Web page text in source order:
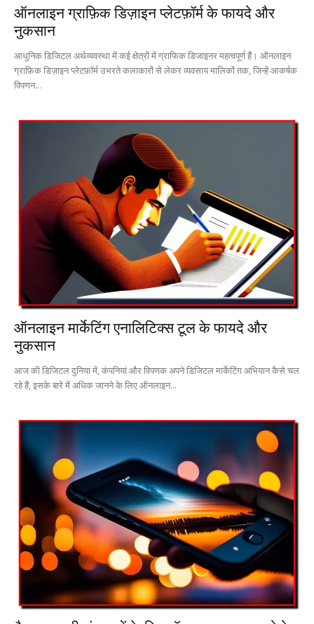
ऑनलाइन ग्राफ़िक डिज़ाइन प्लेटफ़ॉर्म के फायदे और
नुकसान
आधुनिक डिजिटल अर्थव्यवस्था में कई क्षेत्रों में ग्राफिक डिजाइनर महत्वपूर्ण हैं। ऑनलाइन
ग्राफ़िक डिज़ाइन प्लेटफ़ॉर्म उभरते कलाकारों से लेकर व्यवसाय मालिकों तक, जिन्हें आकर्षक
विपणन...
ऑनलाइन मार्केटिंग एनालिटिक्स टूल के फायदे और
नुकसान
आज की डिजिटल दुनिया में, कंपनियां और विपणक अपने डिजिटल मार्केटिंग अभियान कैसे चल
रहे हैं, इसके बारे में अधिक जानने के लिए ऑनलाइन...